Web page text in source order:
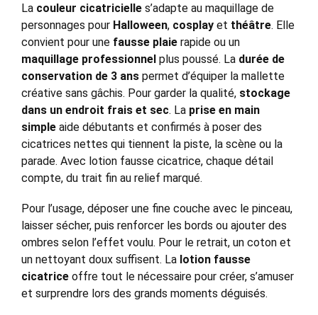
La couleur cicatricielle s’adapte au maquillage de
personnages pour Halloween, cosplay et théâtre. Elle
convient pour une fausse plaie rapide ou un
maquillage professionnel plus poussé. La durée de
conservation de 3 ans permet d’équiper la mallette
créative sans gâchis. Pour garder la qualité, stockage
dans un endroit frais et sec. La prise en main
simple aide débutants et confirmés à poser des
cicatrices nettes qui tiennent la piste, la scène ou la
parade. Avec lotion fausse cicatrice, chaque détail
compte, du trait fin au relief marqué.
Pour l’usage, déposer une fine couche avec le pinceau,
laisser sécher, puis renforcer les bords ou ajouter des
ombres selon l’effet voulu. Pour le retrait, un coton et
un nettoyant doux suffisent. La lotion fausse
cicatrice offre tout le nécessaire pour créer, s’amuser
et surprendre lors des grands moments déguisés.